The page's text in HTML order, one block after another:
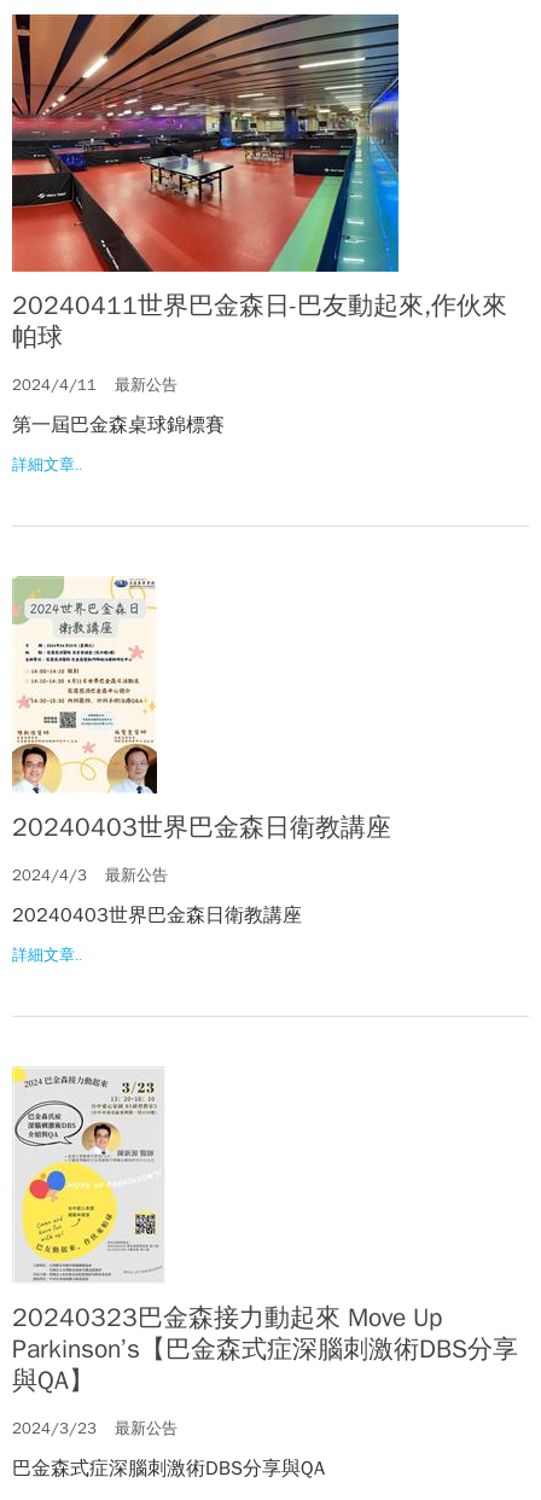
20240411世界巴金森日-巴友動起來,作伙來
帕球
2024/4/11 最新公告
第一屆巴金森桌球錦標賽
詳細文章..
20240403世界巴金森日衛教講座
2024/4/3 最新公告
20240403世界巴金森日衛教講座
詳細文章..
20240323巴金森接力動起來 Move Up
Parkinson’s【巴金森式症深腦刺激術DBS分享
與QA】
2024/3/23 最新公告
巴金森式症深腦刺激術DBS分享與QA